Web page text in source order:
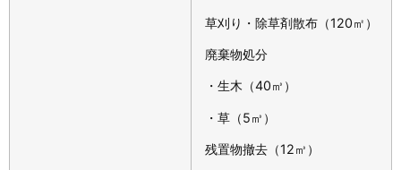
草刈り・除草剤散布（120㎡）
廃棄物処分
・生木（40㎥）
・草（5㎥）
残置物撤去（12㎥）